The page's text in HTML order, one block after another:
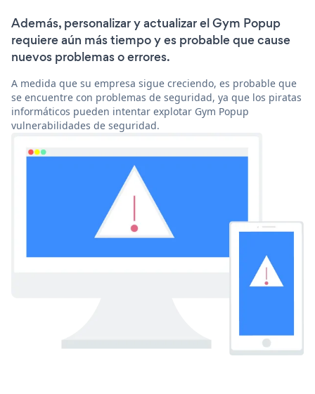
Además, personalizar y actualizar el Gym Popup
requiere aún más tiempo y es probable que cause
nuevos problemas o errores.
A medida que su empresa sigue creciendo, es probable que
se encuentre con problemas de seguridad, ya que los piratas
informáticos pueden intentar explotar Gym Popup
vulnerabilidades de seguridad.